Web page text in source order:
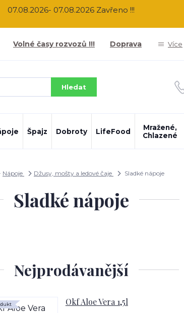
07.08.2026- 07.08.2026 Zavřeno !!!
Volné časy rozvozů !!! Doprava Více
Hledat
Špajz Dobroty LifeFood
Mražené,
Chlazené
Nápoje Džusy, mošty a ledové čaje Sladké nápoje
Sladké nápoje
Nejprodávanější
Okf Aloe Vera 1,5l